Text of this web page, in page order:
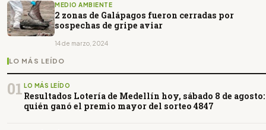
MEDIO AMBIENTE
2 zonas de Galápagos fueron cerradas por
sospechas de gripe aviar
14 de marzo, 2024
LO MÁS LEÍDO
01 LO MÁS LEÍDO
Resultados Lotería de Medellín hoy, sábado 8 de agosto:
quién ganó el premio mayor del sorteo 4847